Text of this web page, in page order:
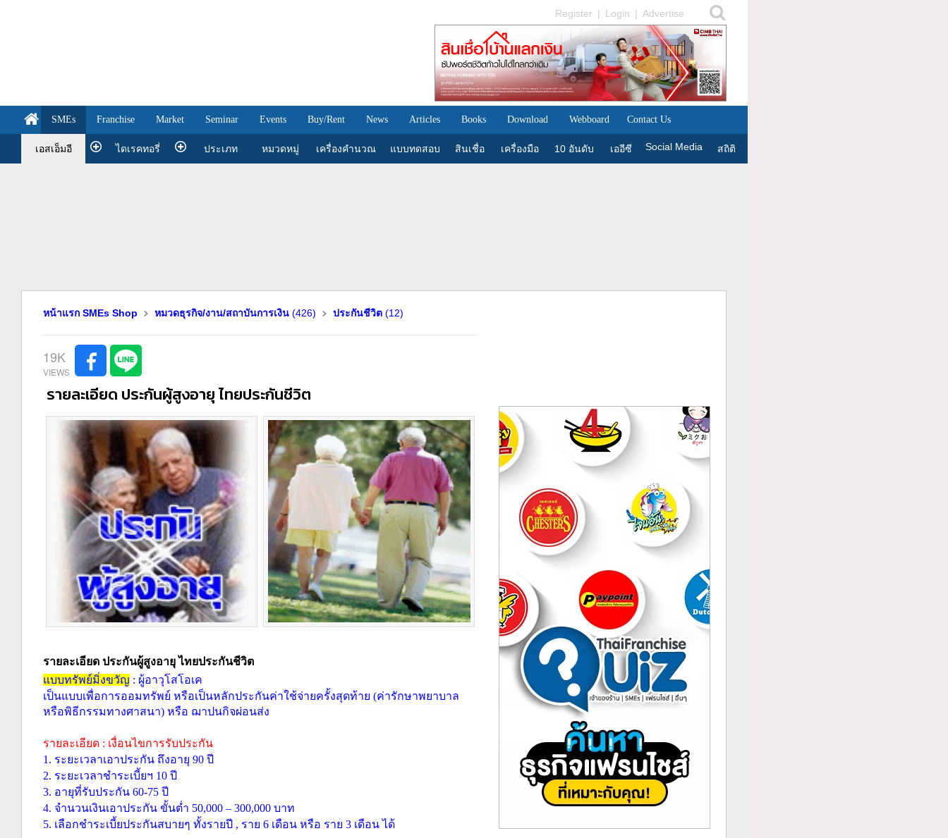
Register | Login | Advertise
SMEs Franchise Market Seminar Events Buy/Rent News Articles Books Download Webboard Contact Us
เอสเอ็มอี ไดเรคทอรี่ ประเภท หมวดหมู่ เครื่องคำนวณ แบบทดสอบ สินเชื่อ เครื่องมือ 10 อันดับ เออีซี Social Media สถิติ
หน้าแรก SMEs Shop หมวดธุรกิจ/งาน/สถาบันการเงิน (426) ประกันชีวิต (12)
19K
รายละเอียด ประกันผู้สูงอายุ ไทยประกันชีวิต
รายละเอียด ประกันผู้สูงอายุ ไทยประกันชีวิต
แบบทรัพย์มิ่งขวัญ : ผู้อาวุโสโอเค
เป็นแบบเพื่อการออมทรัพย์ หรือเป็นหลักประกันค่าใช้จ่ายครั้งสุดท้าย (ค่ารักษาพยาบาล
หรือพิธีกรรมทางศาสนา) หรือ ฌาปนกิจผ่อนส่ง
รายละเอียด : เงื่อนไขการรับประกัน
1. ระยะเวลาเอาประกัน ถึงอายุ 90 ปี
2. ระยะเวลาชำระเบี้ยฯ 10 ปี
3. อายุที่รับประกัน 60-75 ปี
4. จำนวนเงินเอาประกัน ขั้นต่ำ 50,000 – 300,000 บาท
5. เลือกชำระเบี้ยประกันสบายๆ ทั้งรายปี , ราย 6 เดือน หรือ ราย 3 เดือน ได้